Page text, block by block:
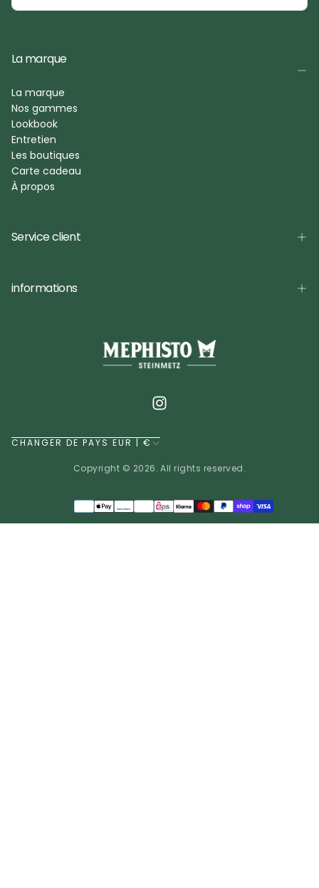
La marque
La marque
Nos gammes
Lookbook
Entretien
Les boutiques
Carte cadeau
À propos
Service client
informations
CHANGER DE PAYS EUR | €
Copyright © 2026. All rights reserved.
Méthodes
de